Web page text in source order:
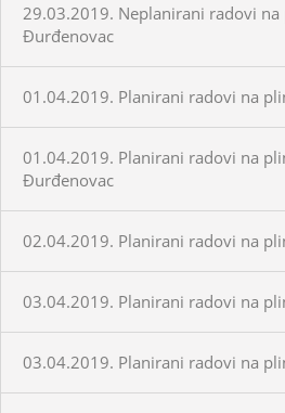
29.03.2019. Neplanirani radovi
Đurđenovac
01.04.2019. Planirani radovi na
01.04.2019. Planirani radovi na
Đurđenovac
02.04.2019. Planirani radovi na
03.04.2019. Planirani radovi na
03.04.2019. Planirani radovi na